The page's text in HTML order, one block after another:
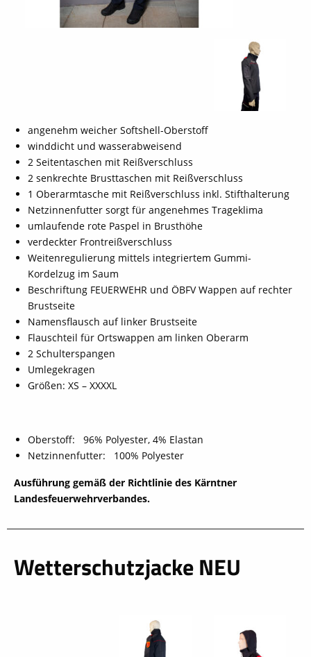
angenehm weicher Softshell-Oberstoff
winddicht und wasserabweisend
2 Seitentaschen mit Reißverschluss
2 senkrechte Brusttaschen mit Reißverschluss
1 Oberarmtasche mit Reißverschluss inkl. Stifthalterung
Netzinnenfutter sorgt für angenehmes Trageklima
umlaufende rote Paspel in Brusthöhe
verdeckter Frontreißverschluss
Weitenregulierung mittels integriertem Gummi-
Kordelzug im Saum
Beschriftung FEUERWEHR und ÖBFV Wappen auf rechter
Brustseite
Namensflausch auf linker Brustseite
Flauschteil für Ortswappen am linken Oberarm
2 Schulterspangen
Umlegekragen
Größen: XS – XXXXL
Oberstoff: 96% Polyester, 4% Elastan
Netzinnenfutter: 100% Polyester
Ausführung gemäß der Richtlinie des Kärntner
Landesfeuerwehrverbandes.
schließen
Wetterschutzjacke NEU